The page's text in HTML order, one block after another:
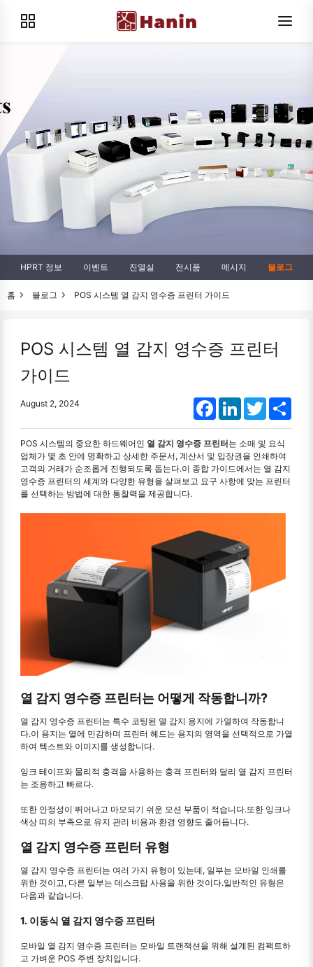
HPRT 정보 이벤트 진열실 전시품 메시지 블로그
홈 블로그 POS 시스템 열 감지 영수증 프린터 가이드
POS 시스템 열 감지 영수증 프린터
가이드
August 2, 2024 FacebookLinkedInTwitter
POS 시스템의 중요한 하드웨어인 열 감지 영수증 프린터는 소매 및 요식
업체가 몇 초 안에 명확하고 상세한 주문서, 계산서 및 입장권을 인쇄하여
고객의 거래가 순조롭게 진행되도록 돕는다.이 종합 가이드에서는 열 감지
영수증 프린터의 세계와 다양한 유형을 살펴보고 요구 사항에 맞는 프린터
를 선택하는 방법에 대한 통찰력을 제공합니다.
열 감지 영수증 프린터는 어떻게 작동합니까?
열 감지 영수증 프린터는 특수 코팅된 열 감지 용지에 가열하여 작동합니
다.이 용지는 열에 민감하며 프린터 헤드는 용지의 영역을 선택적으로 가열
하여 텍스트와 이미지를 생성합니다.
잉크 테이프와 물리적 충격을 사용하는 충격 프린터와 달리 열 감지 프린터
는 조용하고 빠르다.
또한 안정성이 뛰어나고 마모되기 쉬운 모션 부품이 적습니다.또한 잉크나
색상 띠의 부족으로 유지 관리 비용과 환경 영향도 줄어듭니다.
열 감지 영수증 프린터 유형
열 감지 영수증 프린터는 여러 가지 유형이 있는데, 일부는 모바일 인쇄를
위한 것이고, 다른 일부는 데스크탑 사용을 위한 것이다.일반적인 유형은
다음과 같습니다.
1. 이동식 열 감지 영수증 프린터
모바일 열 감지 영수증 프린터는 모바일 트랜잭션을 위해 설계된 컴팩트하
고 가벼운 POS 주변 장치입니다.